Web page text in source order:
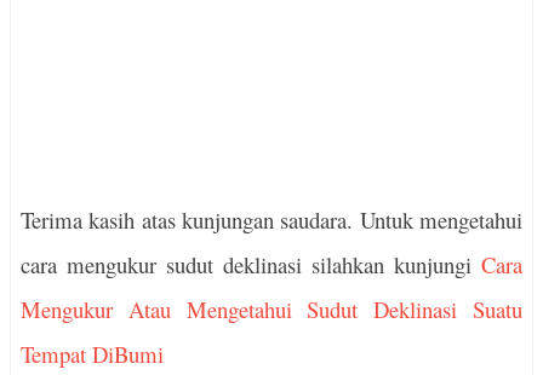
Terima kasih atas kunjungan saudara. Untuk mengetahui
cara mengukur sudut deklinasi silahkan kunjungi Cara
Mengukur Atau Mengetahui Sudut Deklinasi Suatu
Tempat DiBumi